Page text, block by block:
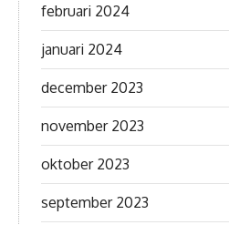
februari 2024
januari 2024
december 2023
november 2023
oktober 2023
september 2023